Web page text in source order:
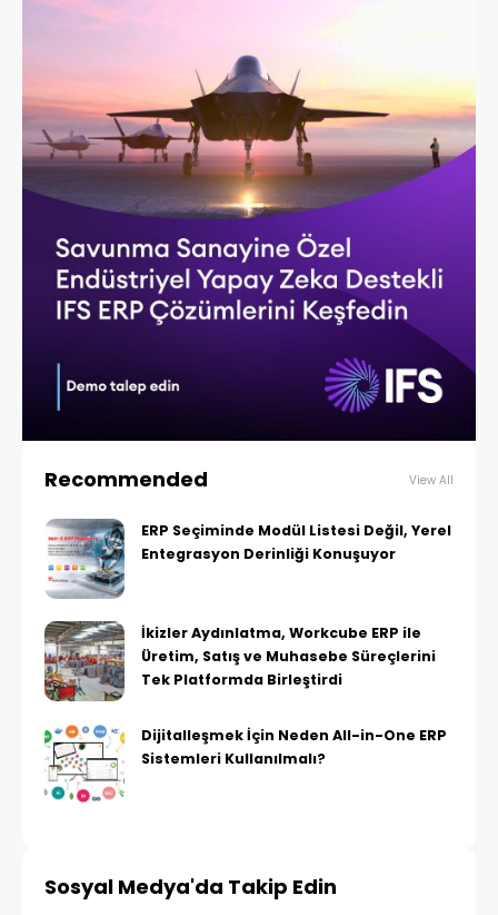
Recommended View All
ERP Seçiminde Modül Listesi Değil, Yerel
Entegrasyon Derinliği Konuşuyor
İkizler Aydınlatma, Workcube ERP ile
Üretim, Satış ve Muhasebe Süreçlerini
Tek Platformda Birleştirdi
Dijitalleşmek İçin Neden All-in-One ERP
Sistemleri Kullanılmalı?
Sosyal Medya'da Takip Edin